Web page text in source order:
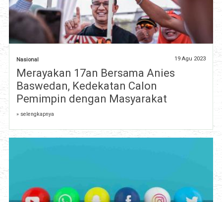
Nasional 19 Agu 2023
Merayakan 17an Bersama Anies
Baswedan, Kedekatan Calon
Pemimpin dengan Masyarakat
» selengkapnya